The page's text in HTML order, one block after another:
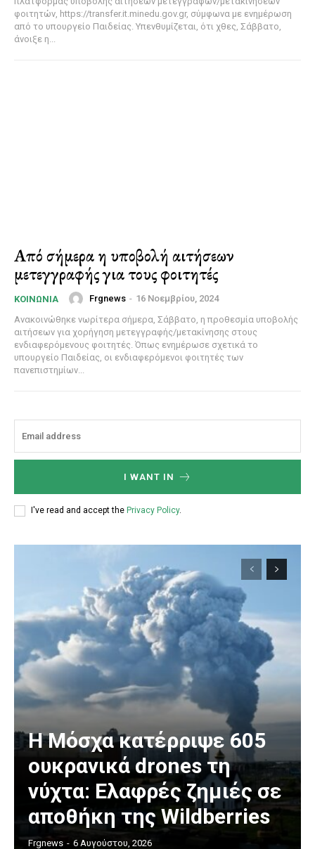
φοιτητών, https://transfer.it.minedu.gov.gr, σύμφωνα με ενημέρωση
από το υπουργείο Παιδείας. Υπενθυμίζεται, ότι χθες, Σάββατο,
άνοιξε η...
Από σήμερα η υποβολή αιτήσεων
μετεγγραφής για τους φοιτητές
ΚΟΙΝΩΝΊΑ Frgnews - 16 Νοεμβρίου, 2024
Ανακοινώθηκε νωρίτερα σήμερα, Σάββατο, η προθεσμία υποβολής
αιτήσεων για χορήγηση μετεγγραφής/μετακίνησης στους
ενδιαφερόμενους φοιτητές. Όπως ενημέρωσε σχετικά το
υπουργείο Παιδείας, οι ενδιαφερόμενοι φοιτητές των
πανεπιστημίων...
I WANT IN
I've read and accept the Privacy Policy.
Η Μόσχα κατέρριψε 605
ουκρανικά drones τη
νύχτα: Ελαφρές ζημιές σε
αποθήκη της Wildberries
Frgnews - 6 Αυγούστου, 2026